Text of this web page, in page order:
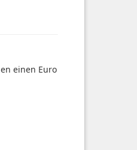
einen Euro